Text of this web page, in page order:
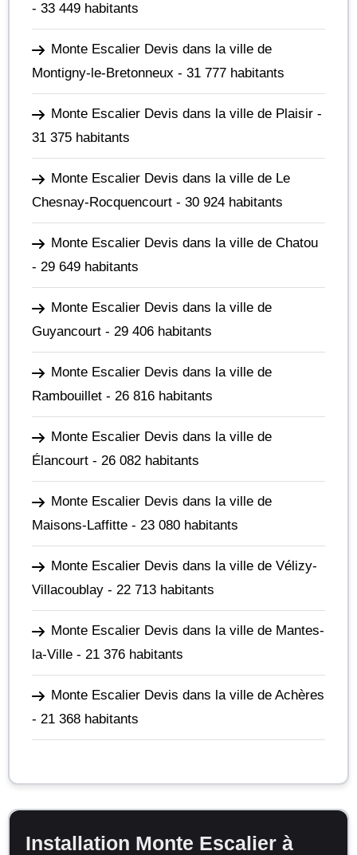
- 33 449 habitants
Monte Escalier Devis dans la ville de
Montigny-le-Bretonneux - 31 777 habitants
Monte Escalier Devis dans la ville de Plaisir -
31 375 habitants
Monte Escalier Devis dans la ville de Le
Chesnay-Rocquencourt - 30 924 habitants
Monte Escalier Devis dans la ville de Chatou
- 29 649 habitants
Monte Escalier Devis dans la ville de
Guyancourt - 29 406 habitants
Monte Escalier Devis dans la ville de
Rambouillet - 26 816 habitants
Monte Escalier Devis dans la ville de
Élancourt - 26 082 habitants
Monte Escalier Devis dans la ville de
Maisons-Laffitte - 23 080 habitants
Monte Escalier Devis dans la ville de Vélizy-
Villacoublay - 22 713 habitants
Monte Escalier Devis dans la ville de Mantes-
la-Ville - 21 376 habitants
Monte Escalier Devis dans la ville de Achères
- 21 368 habitants
Installation Monte Escalier à